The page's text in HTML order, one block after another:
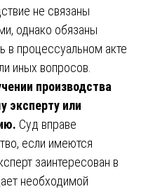
не связаны
однако обязаны
в процессуальном акте
иных вопросов.
производства
эксперту или
Суд вправе
если имеются
заинтересован в
необходимой